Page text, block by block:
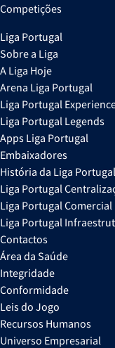
Competições
Liga Portugal
Sobre a Liga
A Liga Hoje
Arena Liga Portugal
Liga Portugal
Liga Portugal Legends
Apps Liga Portugal
Embaixadores
História da Liga Portugal
Liga Portugal
Liga Portugal Comercial
Liga Portugal
Contactos
Área da Saúde
Integridade
Conformidade
Leis do Jogo
Recursos Humanos
Universo Empresarial